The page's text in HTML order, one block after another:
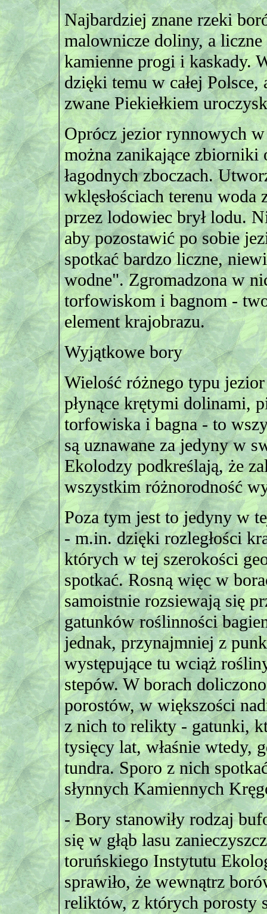
Najbardziej znane rzeki
malownicze doliny, a
kamienne progi i kaskady.
dzięki temu w całej Polsce,
zwane Piekiełkiem
Oprócz jezior rynnowych
można zanikające zbiorniki
łagodnych zboczach.
wklęsłościach terenu
przez lodowiec brył lodu.
aby pozostawić po sobie
spotkać bardzo liczne,
wodne". Zgromadzona w
torfowiskom i bagnom -
element krajobrazu.
Wyjątkowe bory
Wielość różnego typu
płynące krętymi dolinami,
torfowiska i bagna - to
są uznawane za jedyny w
Ekolodzy podkreślają, że
wszystkim różnorodność
Poza tym jest to jedyny w
- m.in. dzięki rozległości
których w tej szerokości
spotkać. Rosną więc w
samoistnie rozsiewają się
gatunków roślinności
jednak, przynajmniej z
występujące tu wciąż
stepów. W borach
porostów, w większości
z nich to relikty - gatunki,
tysięcy lat, właśnie wtedy,
tundra. Sporo z nich
słynnych Kamiennych
- Bory stanowiły rodzaj
się w głąb lasu
toruńskiego Instytutu
sprawiło, że wewnątrz
reliktów, z których porosty